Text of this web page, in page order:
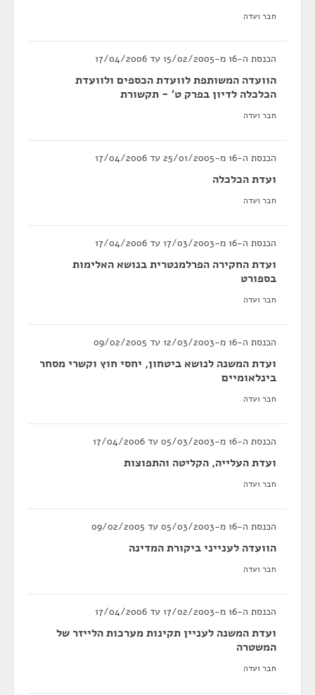
חבר ועדה
הכנסת ה-16 מ-15/02/2005 עד 17/04/2006
הוועדה המשותפת לוועדת הכספים ולוועדת
הכלכלה לדיון בפרק ט' - תקשורת
חבר ועדה
הכנסת ה-16 מ-25/01/2005 עד 17/04/2006
ועדת הכלכלה
חבר ועדה
הכנסת ה-16 מ-17/03/2003 עד 17/04/2006
ועדת החקירה הפרלמנטרית בנושא האלימות
בספורט
חבר ועדה
הכנסת ה-16 מ-12/03/2003 עד 09/02/2005
ועדת המשנה לנושא ביטחון, יחסי חוץ וקשרי מסחר
בינלאומיים
חבר ועדה
הכנסת ה-16 מ-05/03/2003 עד 17/04/2006
ועדת העלייה, הקליטה והתפוצות
חבר ועדה
הכנסת ה-16 מ-05/03/2003 עד 09/02/2005
הוועדה לענייני ביקורת המדינה
חבר ועדה
הכנסת ה-16 מ-17/02/2003 עד 17/04/2006
ועדת המשנה לעניין תקינות מערכות הלייזר של
המשטרה
חבר ועדה